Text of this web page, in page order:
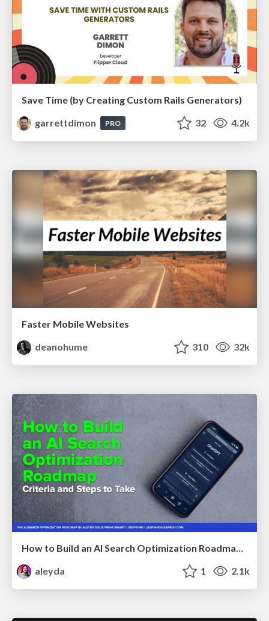
Save Time (by Creating Custom Rails Generators)
garrettdimon
PRO 32 4.2k
Faster Mobile Websites
deanohume
310 32k
How to Build an AI Search Optimization Roadmap - Criteria and Steps to Take #SEOIRL
aleyda
1 2.1k